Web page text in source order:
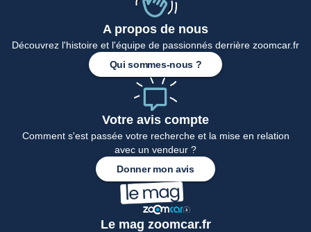
Accueil
A propos de nous
Découvrez l'histoire et l'équipe de passionnés derrière zoomcar.fr
Qui sommes-nous ?
Votre avis compte
Comment s'est passée votre recherche et la mise en relation
avec un vendeur ?
Donner mon avis
Le mag zoomcar.fr